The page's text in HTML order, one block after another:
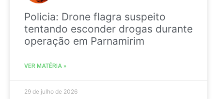
Policia: Drone flagra suspeito
tentando esconder drogas durante
operação em Parnamirim
VER MATÉRIA »
29 de julho de 2026